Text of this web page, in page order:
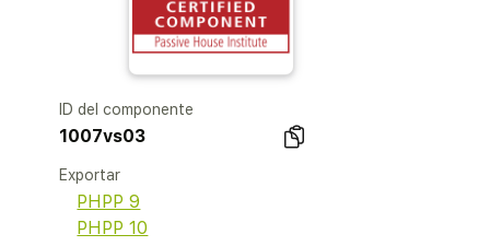
ID del componente
1007vs03
Exportar
PHPP 9
PHPP 10